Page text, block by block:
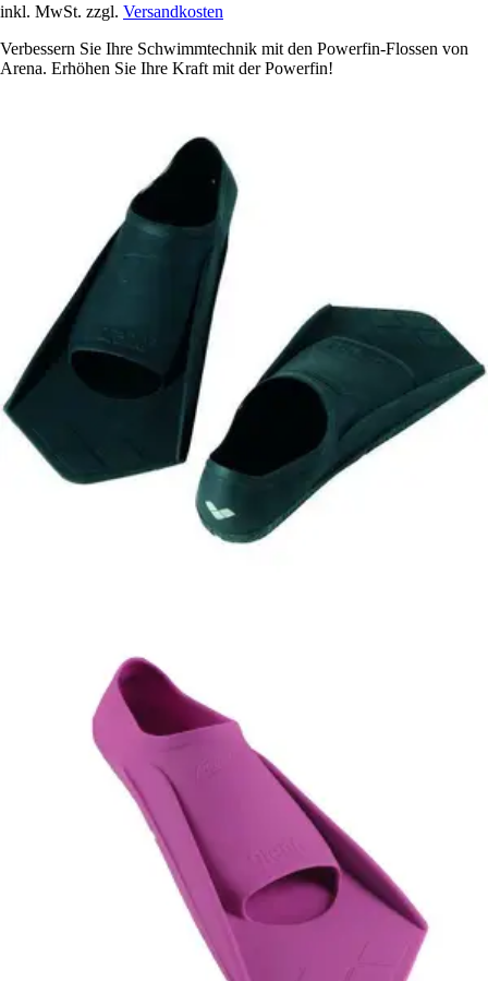
inkl. MwSt. zzgl. Versandkosten
Verbessern Sie Ihre Schwimmtechnik mit den Powerfin-Flossen von
Arena. Erhöhen Sie Ihre Kraft mit der Powerfin!